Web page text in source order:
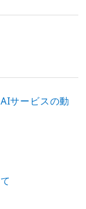
サービスの動